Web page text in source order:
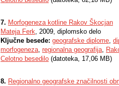
7. Morfogeneza kotline Rakov Škocjan
Mateja Ferk, 2009, diplomsko delo
Ključne besede: geografske diplome,
morfogeneza, regionalna geografija,
Celotno besedilo (datoteka, 17,06 MB)
8. Regionalno geografske značilnosti